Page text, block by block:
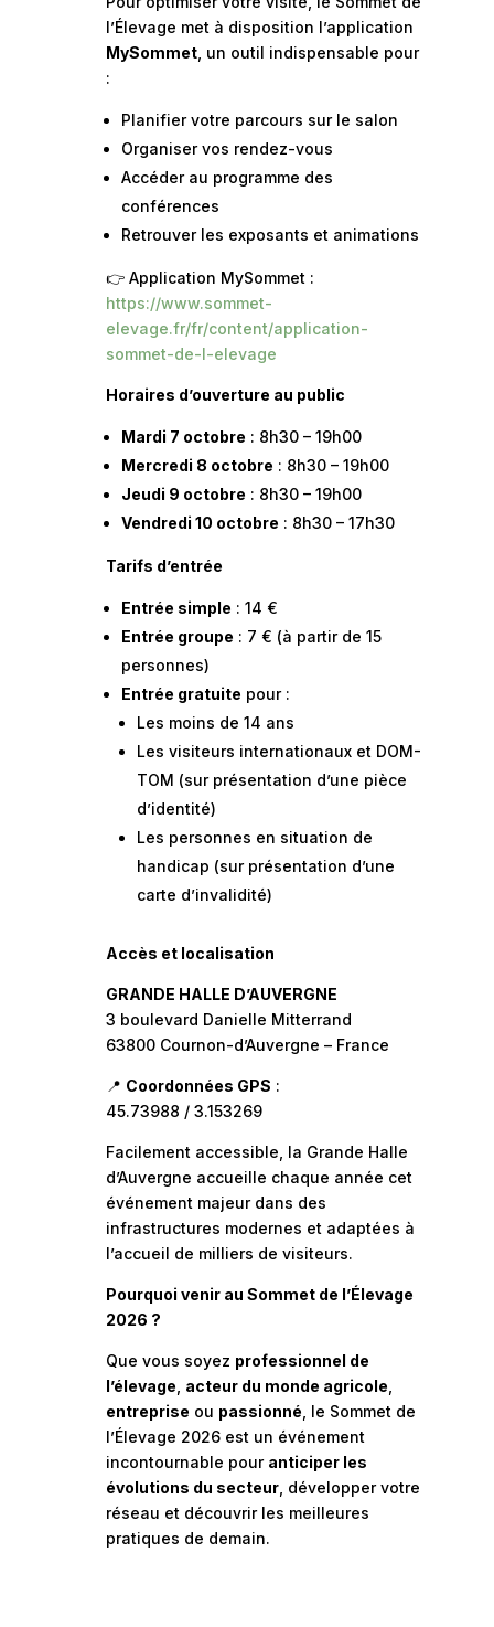
l’Élevage met à disposition l’application
MySommet, un outil indispensable pour
:
Planifier votre parcours sur le salon
Organiser vos rendez-vous
Accéder au programme des
conférences
Retrouver les exposants et animations
👉 Application MySommet :
https://www.sommet-
elevage.fr/fr/content/application-
sommet-de-l-elevage
Horaires d’ouverture au public
Mardi 7 octobre : 8h30 – 19h00
Mercredi 8 octobre : 8h30 – 19h00
Jeudi 9 octobre : 8h30 – 19h00
Vendredi 10 octobre : 8h30 – 17h30
Tarifs d’entrée
Entrée simple : 14 €
Entrée groupe : 7 € (à partir de 15
personnes)
Entrée gratuite pour :
Les moins de 14 ans
Les visiteurs internationaux et DOM-
TOM (sur présentation d’une pièce
d’identité)
Les personnes en situation de
handicap (sur présentation d’une
carte d’invalidité)
Accès et localisation
GRANDE HALLE D’AUVERGNE
3 boulevard Danielle Mitterrand
63800 Cournon-d’Auvergne – France
📍 Coordonnées GPS :
45.73988 / 3.153269
Facilement accessible, la Grande Halle
d’Auvergne accueille chaque année cet
événement majeur dans des
infrastructures modernes et adaptées à
l’accueil de milliers de visiteurs.
Pourquoi venir au Sommet de l’Élevage
2026 ?
Que vous soyez professionnel de
l’élevage acteur du monde agricole
entreprise ou passionné , le Sommet de
l’Élevage 2026 est un événement
incontournable pour anticiper les
évolutions du secteur, développer votre
réseau et découvrir les meilleures
pratiques de demain.